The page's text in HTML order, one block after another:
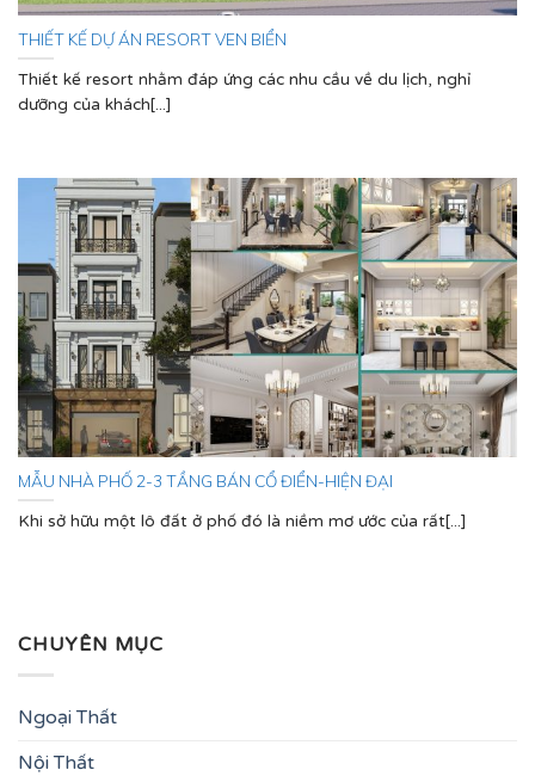
THIẾT KẾ DỰ ÁN RESORT VEN BIỂN
Thiết kế resort nhằm đáp ứng các nhu cầu về du lịch, nghỉ
dưỡng của khách[...]
MẪU NHÀ PHỐ 2-3 TẦNG BÁN CỔ ĐIỂN-HIỆN ĐẠI
Khi sở hữu một lô đất ở phố đó là niềm mơ ước của rất[...]
CHUYÊN MỤC
Ngoại Thất
Nội Thất